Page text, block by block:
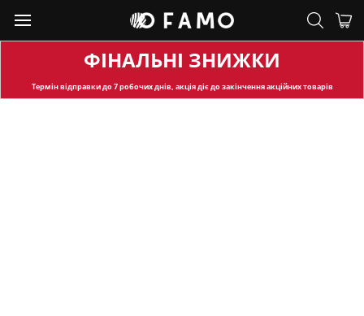
ФІНАЛЬНІ ЗНИЖКИ
Термін відправкидо 7 робочих днів, акція діє до закінчення акційних товарів